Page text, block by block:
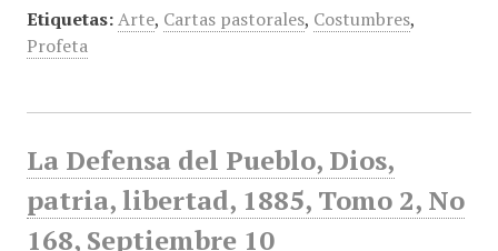
Etiquetas: Arte, Cartas pastorales, Costumbres,
Profeta
La Defensa del Pueblo, Dios,
patria, libertad, 1885, Tomo 2, No
168, Septiembre 10